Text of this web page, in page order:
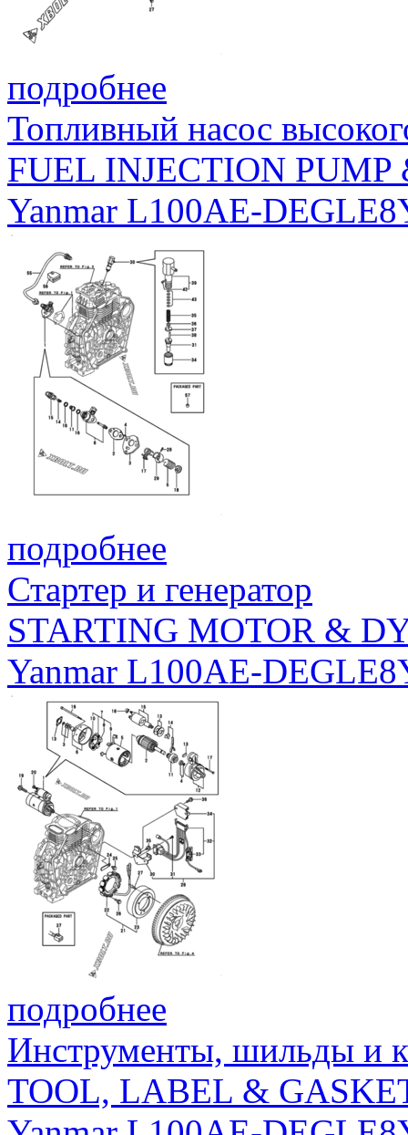
подробнее
Топливный насос
FUEL INJECTION
Yanmar L100AE-
подробнее
Стартер и генератор
STARTING MOTOR &
Yanmar L100AE-
подробнее
Инструменты, шильды и
TOOL, LABEL &